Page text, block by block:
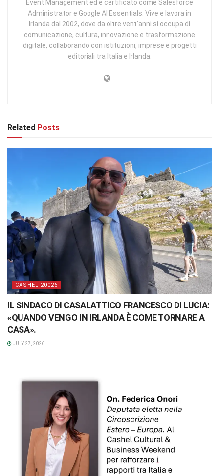
Event Management ed è certificato come Salesforce
Administrator e Google AI Essentials. Vive e lavora in
Irlanda dal 2002, dove da oltre vent’anni si occupa di
comunicazione, cultura, innovazione e trasformazione
digitale, collaborando con istituzioni, imprese e progetti
editoriali tra Italia e Irlanda.
Related Posts
CASHEL 20026
IL SINDACO DI CASALATTICO FRANCESCO DI LUCIA:
«QUANDO VENGO IN IRLANDA È COME TORNARE A
CASA».
JULY 27, 2026